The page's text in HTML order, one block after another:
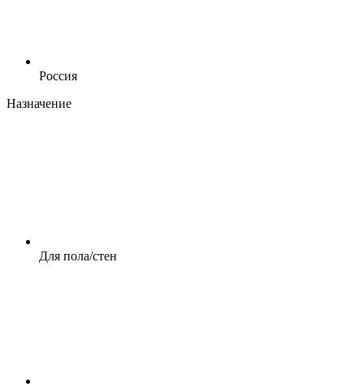
Россия
Назначение
Для пола/стен